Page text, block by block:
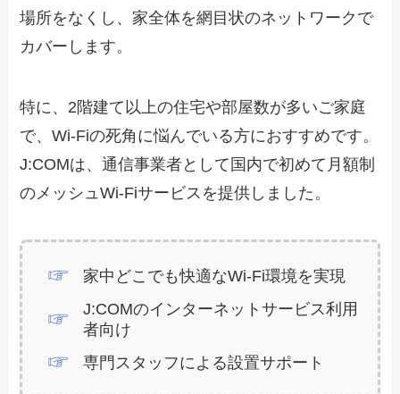
場所をなくし、家全体を網目状のネットワークで
カバーします。
特に、2階建て以上の住宅や部屋数が多いご家庭
で、Wi-Fiの死角に悩んでいる方におすすめです。
J:COMは、通信事業者として国内で初めて月額制
のメッシュWi-Fiサービスを提供しました。
家中どこでも快適なWi-Fi環境を実現
J:COMのインターネットサービス利用
者向け
専門スタッフによる設置サポート